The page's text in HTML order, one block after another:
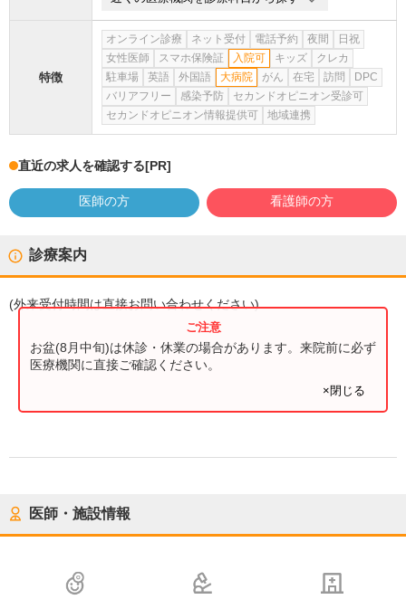
特徴
オンライン診療 ネット受付 電話予約 夜間
日祝
女性医師
スマホ保険証 入院可 キッズ
クレカ
駐車場
英語 外国語 大病院 がん 在宅 訪問
DPC
バリアフリー
感染予防
セカンドオピニオン受診可
セカンドオピニオン情報提供可
地域連携
直近の求人を確認する[PR]
医師の方 看護師の方
診療案内
(外来受付時間は直接お問い合わせください)
お盆(8月中旬)は休診・休業の場合があります。来院前に必ず
医療機関に直接ご確認ください。
×閉じる
医師・施設情報